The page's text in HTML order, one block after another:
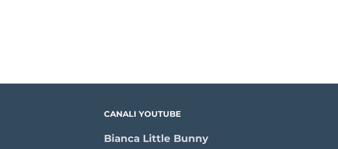
CANALI YOUTUBE
Bianca Little Bunny